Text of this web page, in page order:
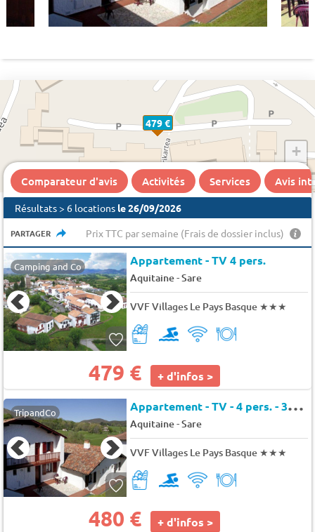
479 €
+
−
Comparateur d'avis Activités Services Avis
Résultats > 6 locations le 26/09/2026
PARTAGER Prix TTC par semaine (Frais de dossier inclus)
Camping and Co Appartement - TV 4 pers.
Aquitaine-Sare
VVF Villages Le Pays Basque ★★★
479 € + d'infos >
TripandCo A
ppartement - TV - 4 pers. - 35m2
Aquitaine-Sare
VVF Villages Le Pays Basque ★★★
480 € + d'infos >